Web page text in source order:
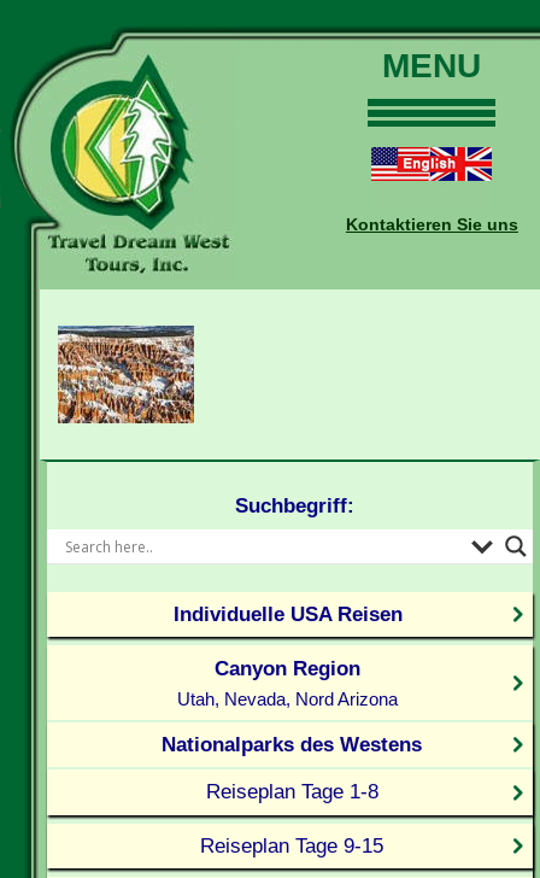
MENU
Touren
Daten und Preise
Buchungen
Kontaktieren Sie uns
Suchbegriff:
Individuelle USA Reisen
Canyon Region
Utah, Nevada, Nord Arizona
Nationalparks des Westens
Reiseplan Tage 1-8
Reiseplan Tage 9-15